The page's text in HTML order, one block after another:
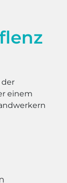
der
einem